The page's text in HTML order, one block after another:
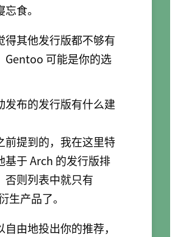
食。
得其他发行版都不够有
Gentoo 可能是你的选
发布的发行版有什么建
前提到的，我在这里特
基于 Arch 的发行版排
否则列表中就只有
生产品了。
由地投出你的推荐，